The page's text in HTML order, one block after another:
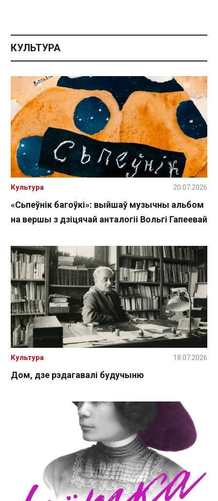
КУЛЬТУРА
«Сьпеўнік багоўкі»: выйшаў музычны альбом
на вершы з дзіцячай анталогіі Вольгі Гапеевай
Культура 20.07.2026
Дом, дзе рэдагавалі будучыню
Культура 18.07.2026